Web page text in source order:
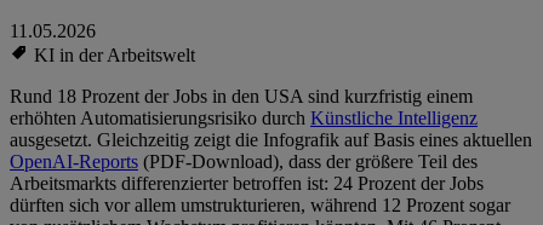
11.05.2026
KI in der Arbeitswelt
Rund 18 Prozent der Jobs in den USA sind kurzfristig einem
erhöhten Automatisierungsrisiko durch Künstliche Intelligenz
ausgesetzt. Gleichzeitig zeigt die Infografik auf Basis eines aktuellen
OpenAI-Reports (PDF-Download), dass der größere Teil des
Arbeitsmarkts differenzierter betroffen ist: 24 Prozent der Jobs
dürften sich vor allem umstrukturieren, während 12 Prozent sogar